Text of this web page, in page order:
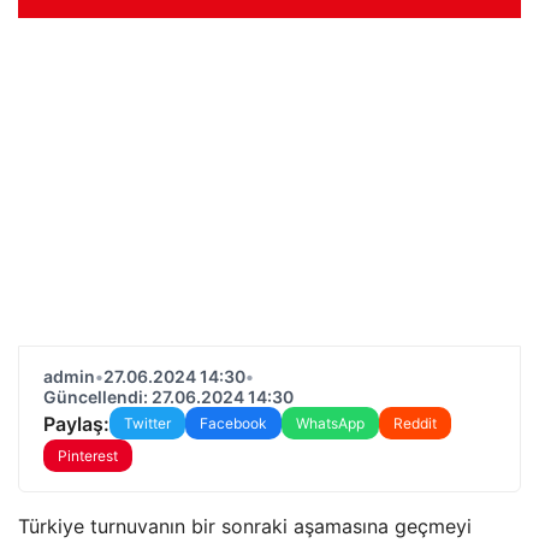
admin•27.06.2024 14:30•
Güncellendi: 27.06.2024 14:30
Paylaş: Twitter Facebook WhatsApp
Reddit
Pinterest
Türkiye turnuvanın bir sonraki aşamasına geçmeyi